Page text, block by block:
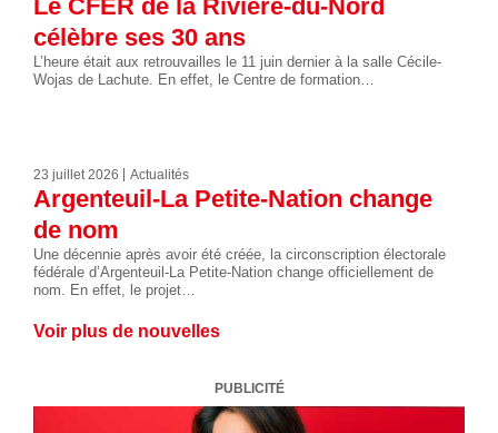
Le CFER de la Rivière-du-Nord
célèbre ses 30 ans
L’heure était aux retrouvailles le 11 juin dernier à la salle Cécile-
Wojas de Lachute. En effet, le Centre de formation…
23 juillet 2026 Actualités
Argenteuil-La Petite-Nation change
de nom
Une décennie après avoir été créée, la circonscription électorale
fédérale d’Argenteuil-La Petite-Nation change officiellement de
nom. En effet, le projet…
Voir plus de nouvelles
PUBLICITÉ